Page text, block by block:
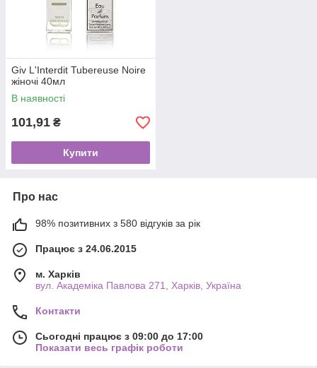
Giv L'Interdit Tubereuse Noire
жіночі 40мл
В наявності
101,91 ₴
Купити
Про нас
98% позитивних з 580 відгуків за рік
Працює з 24.06.2015
м. Харків
вул. Академіка Павлова 271, Харків, Україна
Контакти
Сьогодні працює з 09:00 до 17:00
Показати весь графік роботи